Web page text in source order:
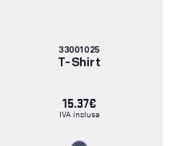
Codice
articolo:
33001025
T-Shirt
15.37€
IVA inclusa